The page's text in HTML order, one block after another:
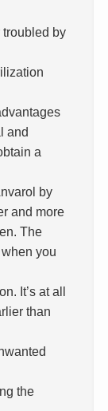
by
and
a
by
and more
The
you
It’s at all
than
the